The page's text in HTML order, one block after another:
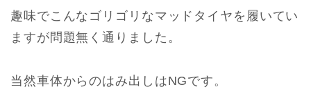
趣味でこんなゴリゴリなマッドタイヤを履いてい
ますが問題無く通りました。
当然車体からのはみ出しはNGです。